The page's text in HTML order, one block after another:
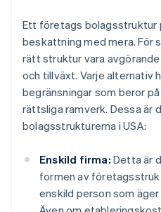
Ett företags bolagsstruktur
beskattning med mera. För
rätt struktur vara
och tillväxt. Varje alternativ
begränsningar som beror
rättsliga ramverk. Dessa är
bolagsstrukturerna i USA:
Enskild firma: Detta är
formen av
enskild person som